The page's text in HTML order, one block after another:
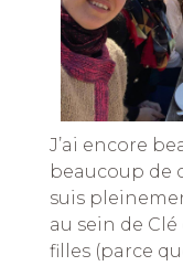
J’ai encore
beaucoup de
suis
au sein de
filles (parce